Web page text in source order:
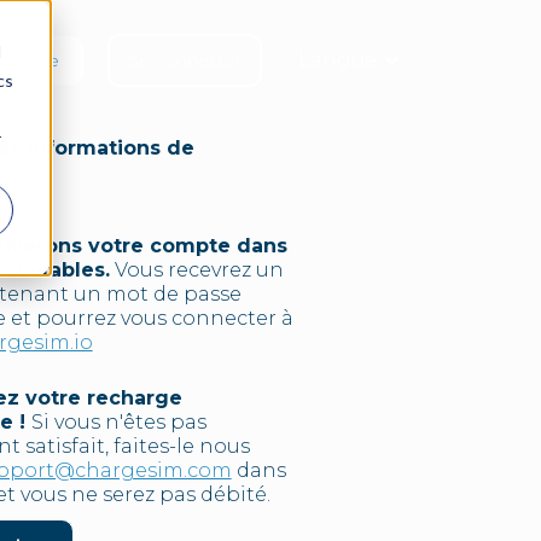
livre
informations de
votre compte dans
Vous recevrez un
un mot de passe
et pourrez vous connecter à
votre recharge
! Si vous n'êtes pas
satisfait, faites-le nous
dans
vous ne serez pas débité.